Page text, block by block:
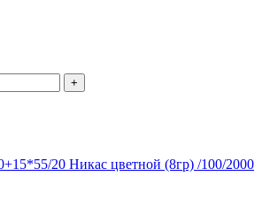
+
20 Никас цветной (8гр) /100/2000